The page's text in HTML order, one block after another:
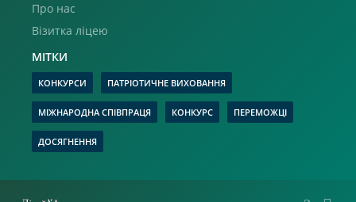
Про нас
Візитка ліцею
МІТКИ
КОНКУРСИ ПАТРІОТИЧНЕ ВИХОВАННЯ
МІЖНАРОДНА СПІВПРАЦЯ КОНКУРС ПЕРЕМОЖЦІ
ДОСЯГНЕННЯ